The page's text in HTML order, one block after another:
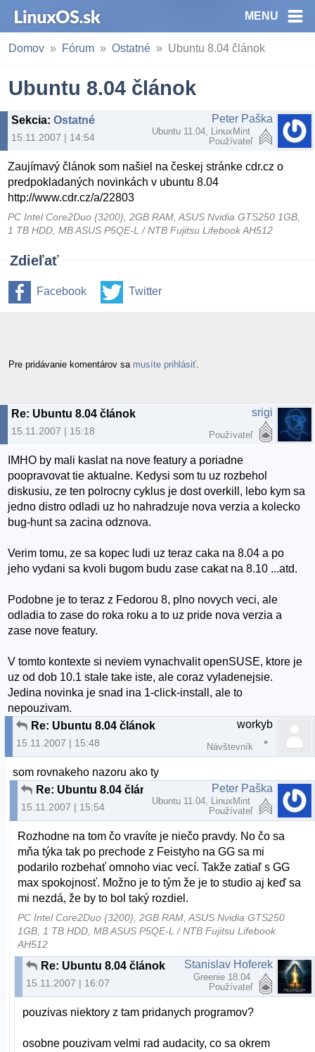
MENU
Domov Fórum Ostatné Ubuntu 8.04 článok
Ubuntu 8.04 článok
Sekcia: Ostatné
15.11.2007 | 14:54
Peter Paška
Ubuntu 11.04, LinuxMint
Používateľ
Zaujímavý článok som našiel na českej stránke cdr.cz o
predpokladaných novinkách v ubuntu 8.04
http://www.cdr.cz/a/22803
PC Intel Core2Duo {3200}, 2GB RAM, ASUS Nvidia GTS250 1GB,
1 TB HDD, MB ASUS P5QE-L / NTB Fujitsu Lifebook AH512
Zdieľať
Facebook Twitter
Pre pridávanie komentárov sa musíte prihlásiť
Re: Ubuntu 8.04 článok
15.11.2007 | 15:18
srigi
Používateľ
IMHO by mali kaslat na nove featury a poriadne
poopravovat tie aktualne. Kedysi som tu uz rozbehol
diskusiu, ze ten polrocny cyklus je dost overkill, lebo kym sa
jedno distro odladi uz ho nahradzuje nova verzia a kolecko
bug-hunt sa zacina odznova.
Verim tomu, ze sa kopec ludi uz teraz caka na 8.04 a po
jeho vydani sa kvoli bugom budu zase cakat na 8.10 ...atd.
Podobne je to teraz z Fedorou 8, plno novych veci, ale
odladia to zase do roka roku a to uz pride nova verzia a
zase nove featury.
V tomto kontexte si neviem vynachvalit openSUSE, ktore je
uz od dob 10.1 stale take iste, ale coraz vyladenejsie.
Jedina novinka je snad ina 1-click-install, ale to
nepouzivam.
Re: Ubuntu 8.04 článok
15.11.2007 | 15:48
workyb
Návštevník
som rovnakeho nazoru ako ty
Re: Ubuntu 8.04 článok
15.11.2007 | 15:54
Peter Paška
Ubuntu 11.04, LinuxMint
Používateľ
Rozhodne na tom čo vravíte je niečo pravdy. No čo sa
mňa týka tak po prechode z Feistyho na GG sa mi
podarilo rozbehať omnoho viac vecí. Takže zatiaľ s GG
max spokojnosť. Možno je to tým že je to studio aj keď sa
mi nezdá, že by to bol taký rozdiel.
PC Intel Core2Duo {3200}, 2GB RAM, ASUS Nvidia GTS250
1GB, 1 TB HDD, MB ASUS P5QE-L / NTB Fujitsu Lifebook
AH512
Re: Ubuntu 8.04 článok
15.11.2007 | 16:07
Stanislav Hoferek
Greenie 18.04
Používateľ
pouzivas niektory z tam pridanych programov?
osobne pouzivam velmi rad audacity, co sa okrem